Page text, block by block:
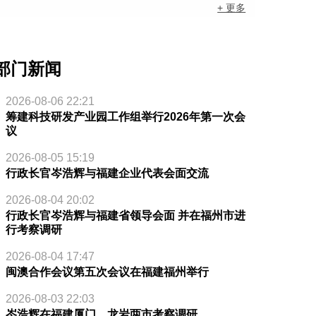
+ 更多
门新闻
2026-08-06 22:21
筹建科技研发产业园工作组举行2026年第一次会
议
2026-08-05 15:19
行政长官岑浩辉与福建企业代表会面交流
2026-08-04 20:02
行政长官岑浩辉与福建省领导会面 并在福州市进
行考察调研
2026-08-04 17:47
闽澳合作会议第五次会议在福建福州举行
2026-08-03 22:03